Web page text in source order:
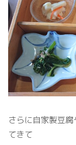
さらに自家製豆
てきて